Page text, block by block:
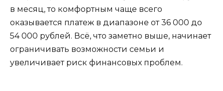
в месяц, то комфортным чаще всего
оказывается платеж в диапазоне от 36 000 до
54 000 рублей. Всё, что заметно выше, начинает
ограничивать возможности семьи и
увеличивает риск финансовых проблем.